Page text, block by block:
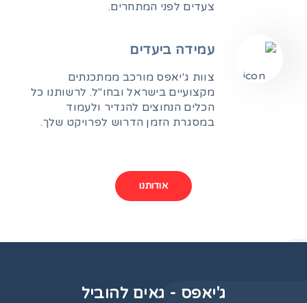
צעדים לפני המתחרים.
עמידה ביעדים
צוות ג'יאפס מורכב ממתכנתים
מקצועיים בישראל ובחו"ל. לרשותנו כל
הכלים הנחוצים להגדיר ולעמוד
במסגרת הזמן הדרוש לפרויקט שלך.
אודותנו
ג'יאפס - גאים להוביל